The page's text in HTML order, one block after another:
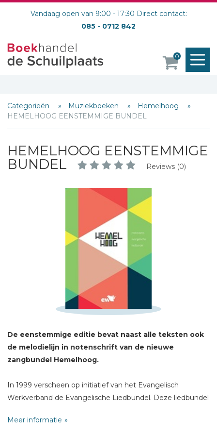
Vandaag open van 9:00 - 17:30 Direct contact:
085 - 0712 842
0
Categorieën Muziekboeken
Hemelhoog
HEMELHOOG EENSTEMMIGE BUNDEL
HEMELHOOG EENSTEMMIGE
BUNDEL
Reviews (0)
De eenstemmige editie bevat naast alle teksten ook
de melodielijn in notenschrift van de nieuwe
zangbundel Hemelhoog.
In 1999 verscheen op initiatief van het Evangelisch
Werkverband de Evangelische Liedbundel. Deze liedbundel
samenstelling opnieuw verschijnen.
Meer informatie
Schrijf hieronder je review!
E-mail *
Titel *